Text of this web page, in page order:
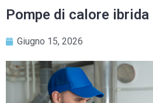
Pompe di calore ibrida
Giugno 15, 2026